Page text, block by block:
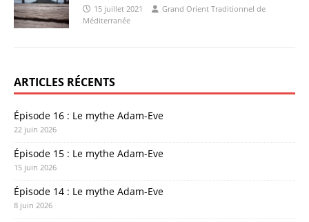
15 juillet 2021
Grand Orient Traditionnel de
Méditerranée
ARTICLES RÉCENTS
Épisode 16 : Le mythe Adam-Eve
22 juin 2026
Épisode 15 : Le mythe Adam-Eve
15 juin 2026
Épisode 14 : Le mythe Adam-Eve
8 juin 2026